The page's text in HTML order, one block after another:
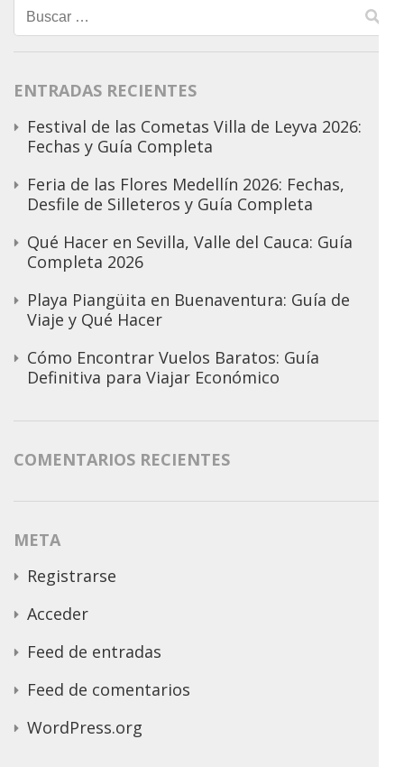
Buscar:
ENTRADAS RECIENTES
Festival de las Cometas Villa de Leyva 2026:
Fechas y Guía Completa
Feria de las Flores Medellín 2026: Fechas,
Desfile de Silleteros y Guía Completa
Qué Hacer en Sevilla, Valle del Cauca: Guía
Completa 2026
Playa Piangüita en Buenaventura: Guía de
Viaje y Qué Hacer
Cómo Encontrar Vuelos Baratos: Guía
Definitiva para Viajar Económico
COMENTARIOS RECIENTES
META
Registrarse
Acceder
Feed de entradas
Feed de comentarios
WordPress.org